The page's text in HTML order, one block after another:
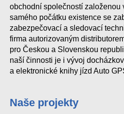
Q3 2.5 m³/h, G1B (R¾) x 165 mm (DN20), PN16, R100 (105+60) LORAWAN
obchodní společností založenou
samého počátku existence se
zabezpečovací a sledovací
firma autorizovaným
pro Českou a Slovenskou
naší činnosti je i vývoj
a elektronické knihy jízd Auto
Naše projekty